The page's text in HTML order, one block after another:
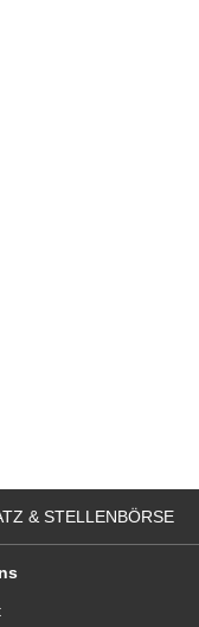
& STELLENBÖRSE